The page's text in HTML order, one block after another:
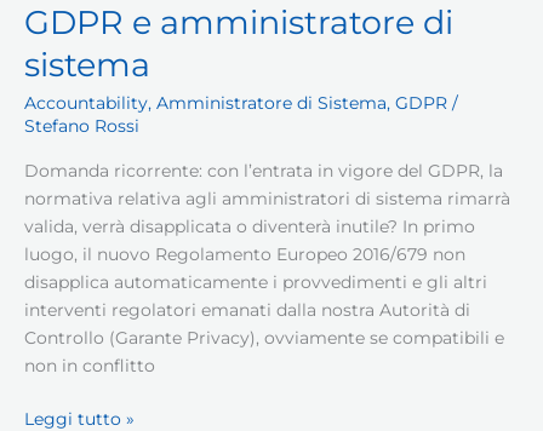
GDPR e amministratore di
sistema
Accountability, Amministratore di Sistema, GDPR /
Stefano Rossi
Domanda ricorrente: con l’entrata in vigore del GDPR, la
normativa relativa agli amministratori di sistema rimarrà
valida, verrà disapplicata o diventerà inutile? In primo
luogo, il nuovo Regolamento Europeo 2016/679 non
disapplica automaticamente i provvedimenti e gli altri
interventi regolatori emanati dalla nostra Autorità di
Controllo (Garante Privacy), ovviamente se compatibili e
non in conflitto
GDPR
Leggi tutto »